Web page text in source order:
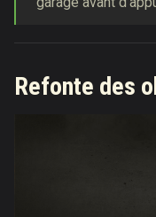
Refonte des